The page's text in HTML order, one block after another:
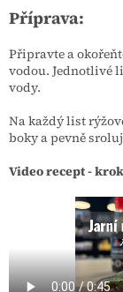
Příprava:
Připravte a
vodou. Jednotlivé
vody.
Na každý list
boky a pevně
Video recept -